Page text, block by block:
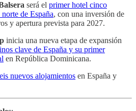
será el primer hotel cinco
de España, con una inversión de
y apertura prevista para 2027.
inicia una nueva etapa de expansión
clave de España y su primer
en República Dominicana.
nuevos alojamientos en España y